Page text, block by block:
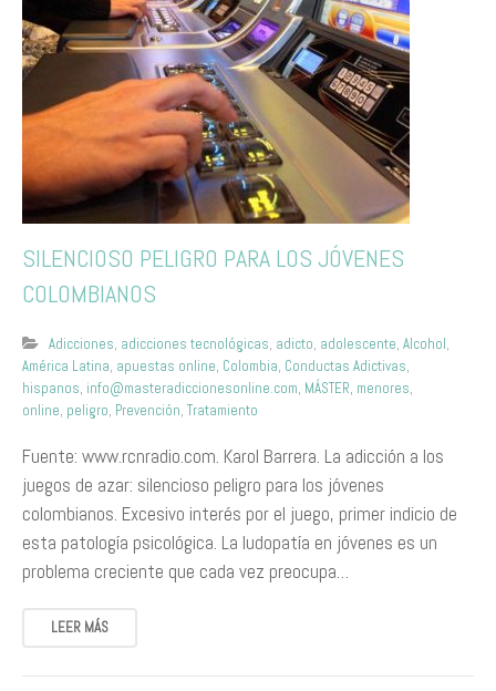
SILENCIOSO PELIGRO PARA LOS JÓVENES
COLOMBIANOS
Adicciones, adicciones tecnológicas, adicto, adolescente, Alcohol,
América Latina, apuestas online, Colombia, Conductas Adictivas,
hispanos, info@masteradiccionesonline.com, MÁSTER, menores,
online, peligro, Prevención, Tratamiento
Fuente: www.rcnradio.com. Karol Barrera. La adicción a los
juegos de azar: silencioso peligro para los jóvenes
colombianos. Excesivo interés por el juego, primer indicio de
esta patología psicológica. La ludopatía en jóvenes es un
problema creciente que cada vez preocupa…
LEER MÁS